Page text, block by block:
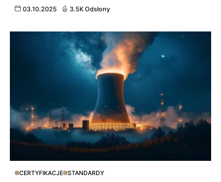
03.10.2025 3.5K Odsłony
CERTYFIKACJE STANDARDY